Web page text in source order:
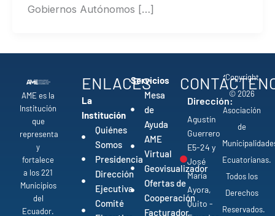
Gobiernos Autónomos […]
AME es la
Institución
que
representa
y
fortalece
a los 221
Municipios
del
Ecuador.
ENLACES
La
Institución
Quiénes
Somos
Presidencia
Dirección
Ejecutiva
Comité
Servicios
Mesa
de
Ayuda
AME
Virtual
Geovisualizador
Ofertas de
Cooperación
Facturador
Dirección:
Agustín
Guerrero
E5-24 y
José
María
Ayora,
Quito -
Copyright
© 2026
Asociación
de
Ecuatorianas.
Todos los
Derechos
Reservados.